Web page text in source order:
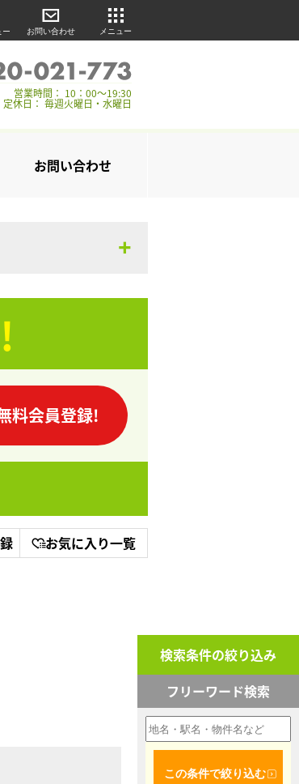
ー お問い合わせ メニュー
営業時間： 10：00～19:30
定休日： 毎週火曜日・水曜日
お問い合わせ
料会員登録!
お気に入り一覧
検索条件の絞り込み
フリーワード検索
この条件で絞り込む